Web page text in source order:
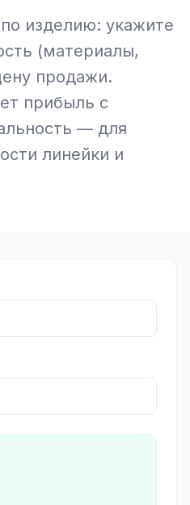
изделию: укажите
(материалы,
продажи.
прибыль с
— для
линейки и